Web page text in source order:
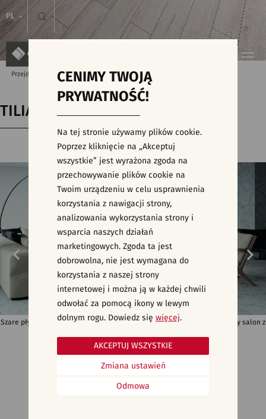
PL
Przejdź do strony głównej Kolekcje TILIAN
TILIAN
Szare płytki imitujące kamień na podłogę i ścianę w salonie - nowoczesny salon z
kominkiem - TILIAN
CENIMY TWOJĄ
PRYWATNOŚĆ!
Na tej stronie używamy plików cookie.
Poprzez kliknięcie na „Akceptuj
wszystkie” jest wyrażona zgoda na
przechowywanie plików cookie na
Twoim urządzeniu w celu usprawnienia
korzystania z nawigacji strony,
analizowania wykorzystania strony i
wsparcia naszych działań
marketingowych. Zgoda ta jest
dobrowolna, nie jest wymagana do
korzystania z naszej strony
internetowej i można ją w każdej chwili
odwołać za pomocą ikony w lewym
dolnym rogu. Dowiedz się więcej.
Odmowa
Zmiana ustawień
AKCEPTUJ WSZYSTKIE